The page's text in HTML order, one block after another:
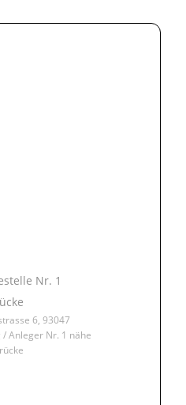
Nr. 1
6, 93047
/ Anleger Nr. 1 nähe